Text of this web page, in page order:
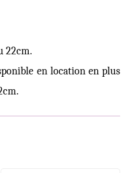
22cm.
en location en plus